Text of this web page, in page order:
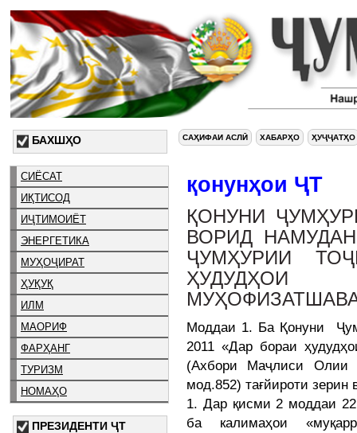
БАХШҲО
СИЁСАТ
ИҚТИСОД
ИҶТИМОИЁТ
ЭНЕРГЕТИКА
МУҲОҶИРАТ
ҲУҚУҚ
ИЛМ
МАОРИФ
ФАРҲАНГ
ТУРИЗМ
НОМАҲО
ПРЕЗИДЕНТИ ҶТ
САҲИФАИ АСЛӢ ХАБАРҲО ҲУҶҶАТҲО
қонунҳои ҶТ
ҚОНУНИ
ВОРИД
ҶУМҲУРИИ
ҲУДУДҲОИ
Моддаи 1. Ба Қонуни
2011 «Дар бораи
(Ахбори Маҷлиси Олии
мод.852) тағйироти зерин
1. Дар қисми 2 моддаи 22
ба калимаҳои